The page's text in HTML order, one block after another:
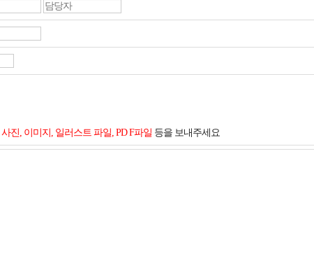
사진, 이미지, 일러스트 파일, PD F파일 등을 보내주세요